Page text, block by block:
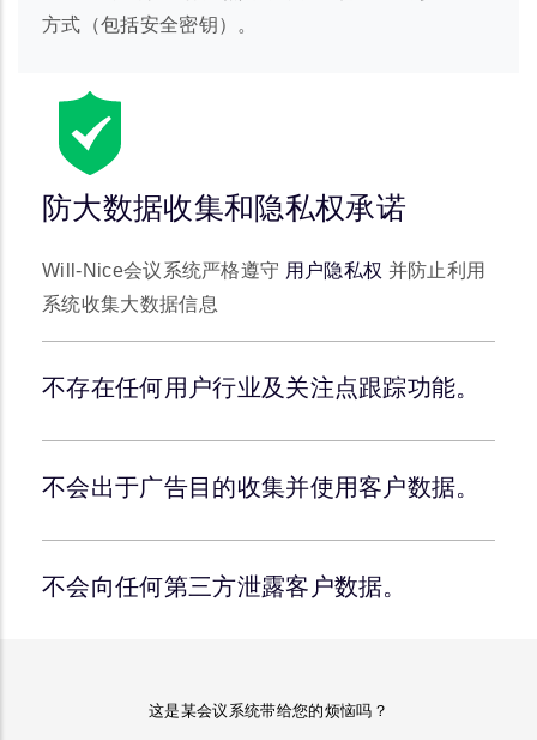
方式（包括安全密钥）。
防大数据收集和隐私权承诺
Will-Nice会议系统严格遵守 用户隐私权 并防止利用
系统收集大数据信息
不存在任何用户行业及关注点跟踪功能。
不会出于广告目的收集并使用客户数据。
不会向任何第三方泄露客户数据。
这是某会议系统带给您的烦恼吗？